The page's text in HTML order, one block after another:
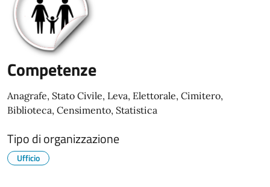
Competenze
Anagrafe, Stato Civile, Leva, Elettorale, Cimitero,
Biblioteca, Censimento, Statistica
Tipo di organizzazione
Ufficio